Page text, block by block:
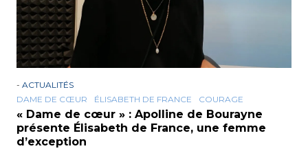
- ACTUALITÉS
DAME DE CŒUR
ÉLISABETH DE FRANCE COURAGE
« Dame de cœur » : Apolline de Bourayne
présente Élisabeth de France, une femme
d’exception